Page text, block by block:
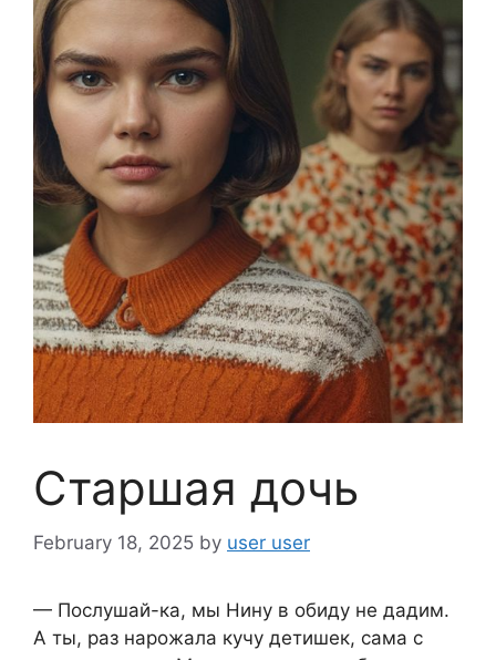
Старшая дочь
February 18, 2025 by user user
— Послушай-ка, мы Нину в обиду не дадим.
А ты, раз нарожала кучу детишек, сама с